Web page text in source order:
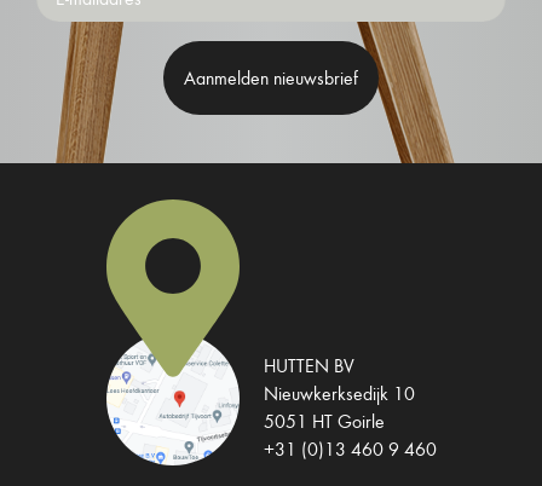
HUTTEN BV
Nieuwkerksedijk 10
5051 HT Goirle
+31 (0)13 460 9 460